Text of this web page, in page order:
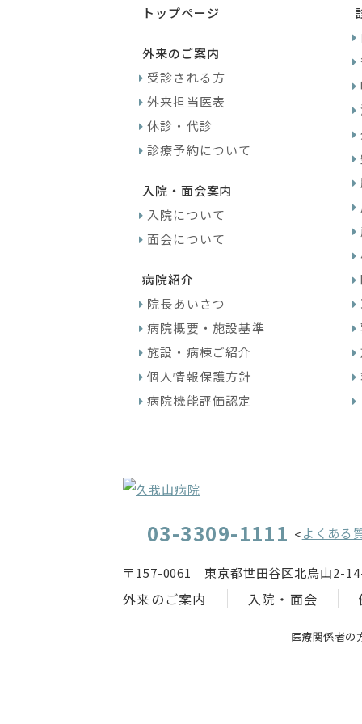
トップページ
外来のご案内
受診される方
外来担当医表
休診・代診
診療予約について
入院・面会案内
入院について
面会について
病院紹介
院長あいさつ
病院概要・施設基準
施設・病棟ご紹介
個人情報保護方針
病院機能評価認定
03-3309-1111 <よくある
〒157-0061 東京都世田谷区北烏山2-
外来のご案内 入院・面会
医療関係者の